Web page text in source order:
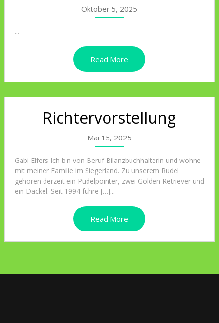
Oktober 5, 2025
...
Read More
Richtervorstellung
Mai 15, 2025
Gabi Elfers Ich bin von Beruf Bilanzbuchhalterin und wohne
mit meiner Familie im Siegerland. Zu unserem Rudel
gehören derzeit ein Pudelpointer, zwei Golden Retriever und
ein Dackel. Seit 1994 führe […]...
Read More